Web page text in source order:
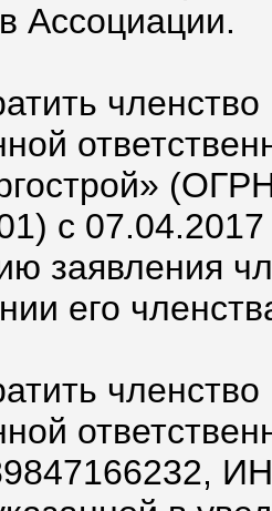
Ассоциации.
с 07.04.2017
заявления
его